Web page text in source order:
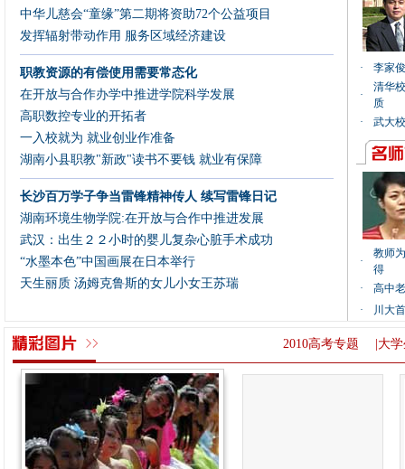
中华儿慈会“童缘”第二期将资助72个公益项目
发挥辐射带动作用 服务区域经济建设
职教资源的有偿使用需要常态化
在开放与合作办学中推进学院科学发展
高职数控专业的开拓者
一入校就为 就业创业作准备
湖南小县职教"新政"读书不要钱 就业有保障
长沙百万学子争当雷锋精神传人 续写雷锋日记
湖南环境生物学院:在开放与合作中推进发展
武汉：出生２２小时的婴儿复杂心脏手术成功
“水墨本色”中国画展在日本举行
天生丽质 汤姆克鲁斯的女儿小女王苏瑞
· 李家
·
清华
质
·
武大
·
教师
得
·
高中
·
川大
2010高考专题 大